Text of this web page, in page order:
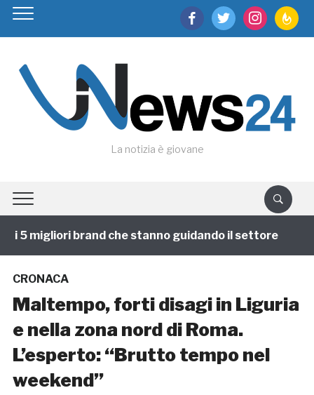
facebooktwitter instagram
La notizia è giovane
migliori brand che stanno guidando il settore
CRONACA
Maltempo, forti disagi in Liguria
e nella zona nord di Roma.
L’esperto: “Brutto tempo nel
weekend”